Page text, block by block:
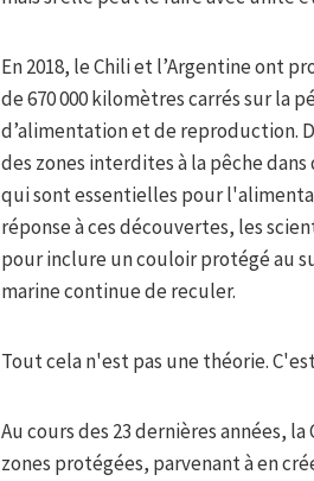
En 2018, le Chili et l’Argentine ont
de 670 000 kilomètres carrés sur la
d’alimentation et de reproduction.
des zones interdites à la pêche
qui sont essentielles pour
réponse à ces découvertes, les
pour inclure un couloir protégé au
marine continue de reculer.
Tout cela n'est pas une théorie.
Au cours des 23 dernières années,
zones protégées, parvenant à en